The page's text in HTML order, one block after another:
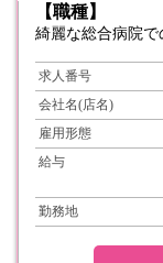
【職種】
綺麗な総合病院
求人番号
会社名(店名)
雇用形態
給与
勤務地